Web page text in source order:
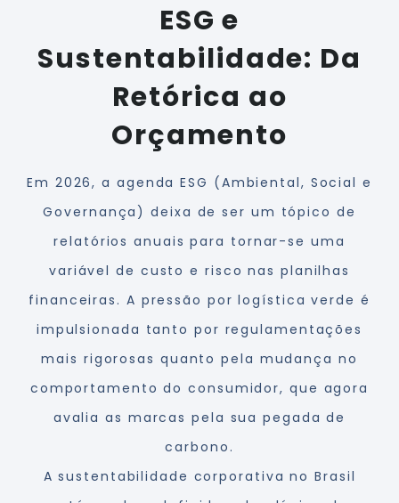
ESG e
Sustentabilidade: Da
Retórica ao
Orçamento
Em 2026, a agenda ESG (Ambiental, Social e
Governança) deixa de ser um tópico de
relatórios anuais para tornar-se uma
variável de custo e risco nas planilhas
financeiras. A pressão por logística verde é
impulsionada tanto por regulamentações
mais rigorosas quanto pela mudança no
comportamento do consumidor, que agora
avalia as marcas pela sua pegada de
carbono.
A sustentabilidade corporativa no Brasil